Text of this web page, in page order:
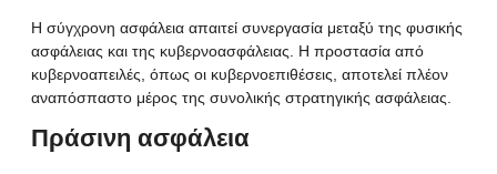
Η σύγχρονη ασφάλεια απαιτεί συνεργασία μεταξύ της φυσικής
ασφάλειας και της κυβερνοασφάλειας . Η προστασία από
κυβερνοαπειλές, όπως οι κυβερνοεπιθέσεις , αποτελεί πλέον
αναπόσπαστο μέρος της συνολικής στρατηγικής ασφάλειας.
Πράσινη ασφάλεια